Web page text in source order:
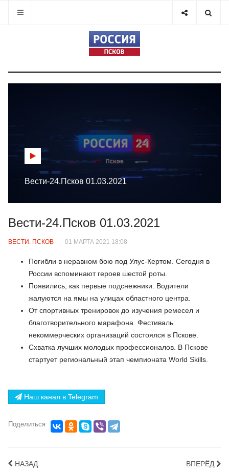
Вести-24.Псков 01.03.2021
Вести-24.Псков 01.03.2021
ВЕСТИ. ПСКОВ 01 МАРТА 2021 18:08
Погибли в неравном бою под Улус-Кертом. Сегодня в
России вспоминают героев шестой роты.
Появились, как первые подснежники. Водители
жалуются на ямы на улицах областного центра.
От спортивных тренировок до изучения ремесел и
благотворительного марафона. Фестиваль
некоммерческих организаций состоялся в Пскове.
Схватка лучших молодых профессионалов. В Пскове
стартует региональный этап чемпионата World Skills.
Наш канал в Telegram
Поделиться
НАЗАД ВПЕРЁД